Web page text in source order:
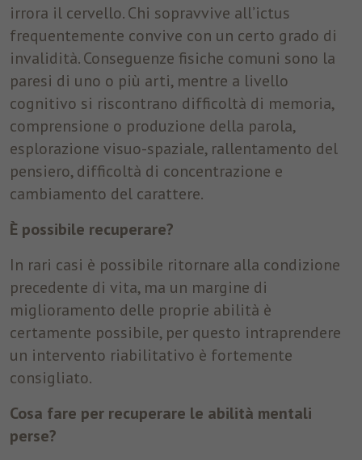
irrora il cervello. Chi sopravvive all’ictus
frequentemente convive con un certo grado di
invalidità. Conseguenze fisiche comuni sono la
paresi di uno o più arti, mentre a livello
cognitivo si riscontrano difficoltà di memoria,
comprensione o produzione della parola,
esplorazione visuo-spaziale, rallentamento del
pensiero, difficoltà di concentrazione e
cambiamento del carattere.
È possibile recuperare?
In rari casi è possibile ritornare alla condizione
precedente di vita, ma un margine di
miglioramento delle proprie abilità è
certamente possibile, per questo intraprendere
un intervento riabilitativo è fortemente
consigliato.
Cosa fare per recuperare le abilità mentali
perse?
disposizione.
Marketing
Tracciano le preferenze per offrire servizi personalizzati. Non
sono necessari per il corretto funzionamento del sito, ma per
inviare offerte corrispondenti alle esigenze dell’utente, anche
tramite piattaforme terze.
Nome _fbp
Provider Facebook
Durata 3 Monate
Finalità
Questo cookie è impostato da Facebook per
visualizzare annunci pubblicitari su Facebook
o su una piattaforma digitale alimentata
dalla pubblicità di Facebook, dopo aver
visitato il sito web.
Provider
Mostra dettagli cookie